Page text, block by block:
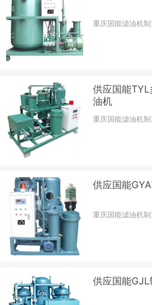
重庆国能滤油机
供应国能
油机
重庆国能滤油机
供应国能
重庆国能滤油机
供应国能